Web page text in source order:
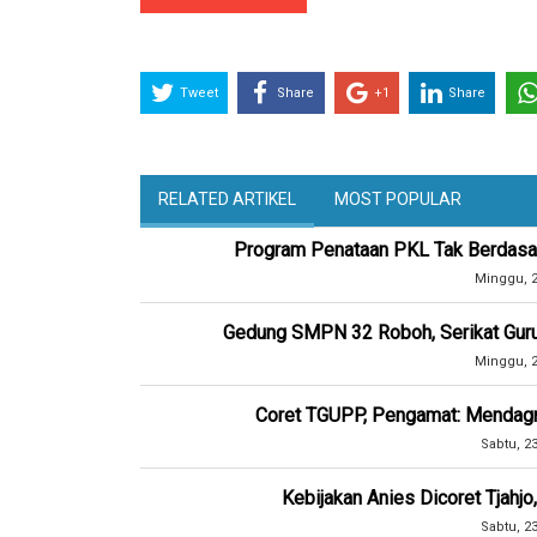
Tweet Share +1 Share
RELATED ARTIKEL MOST POPULAR
Program Penataan PKL Tak
Minggu,
Gedung SMPN 32 Roboh, Serikat
Minggu,
Coret TGUPP, Pengamat:
Sabtu,
Kebijakan Anies Dicoret
Sabtu,